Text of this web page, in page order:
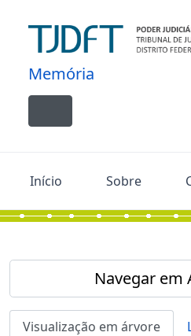
Memória
Toggle navigation
Início Sobre
Navegar em
Visualização em árvore